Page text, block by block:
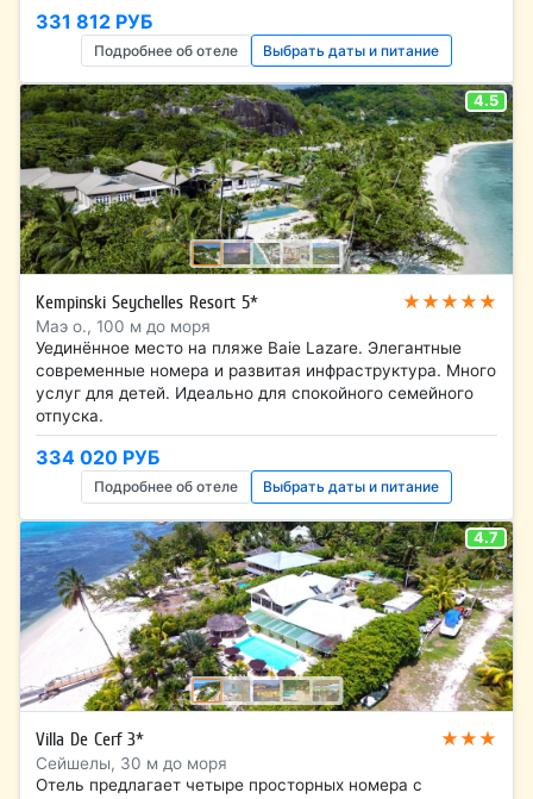
331 812 РУБ
Подробнее об отеле Выбрать даты и питание
4.5
Kempinski Seychelles Resort 5* ★★★★★
Маэ о., 100 м до моря
Уединённое место на пляже Baie Lazare. Элегантные
современные номера и развитая инфраструктура. Много
услуг для детей. Идеально для спокойного семейного
отпуска.
334 020 РУБ
Подробнее об отеле Выбрать даты и питание
4.7
Villa De Cerf 3* ★★★
Сейшелы, 30 м до моря
Отель предлагает четыре просторных номера с